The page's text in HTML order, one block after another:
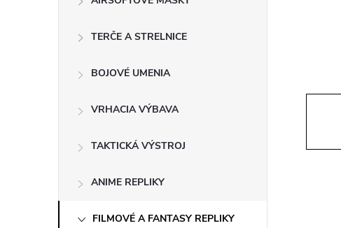
TERČE A STRELNICE
BOJOVÉ UMENIA
VRHACIA VÝBAVA
TAKTICKÁ VÝSTROJ
ANIME REPLIKY
FILMOVÉ A FANTASY REPLIKY